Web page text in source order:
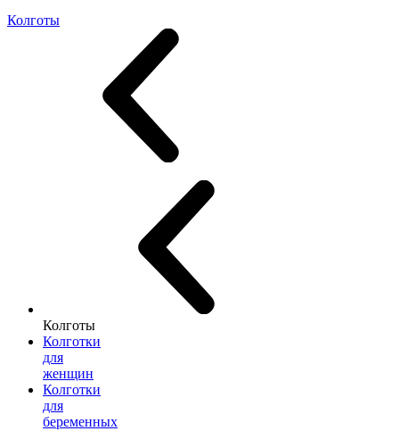
Колготы
Колготы
Колготки
для
женщин
Колготки
для
беременных